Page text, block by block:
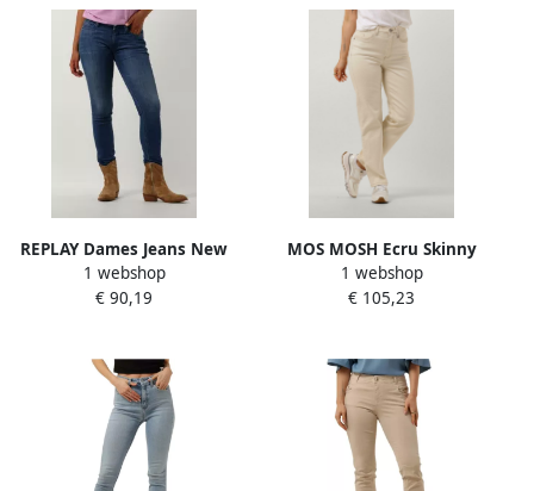
REPLAY Dames Jeans New
Luz Pants Blauw
1 webshop
€ 90,19
MOS MOSH Ecru Skinny
Jeans met Bronzen Studs
Beige Dames
1 webshop
€ 105,23